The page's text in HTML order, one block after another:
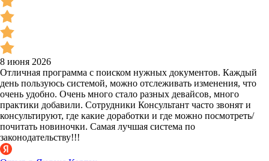
8 июня 2026
Отличная программа с поиском нужных документов. Каждый
день пользуюсь системой, можно отслеживать изменения, что
очень удобно. Очень много стало разных девайсов, много
практики добавили. Сотрудники Консультант часто звонят и
консультируют, где какие доработки и где можно посмотреть/
почитать новиночки. Самая лучшая система по
законодательству!!!